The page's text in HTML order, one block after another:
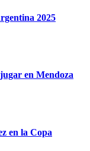
2025
en Mendoza
en la Copa